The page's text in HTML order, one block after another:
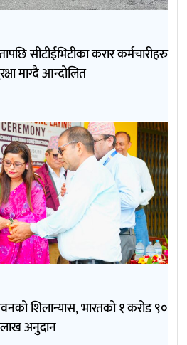
सीटीईभिटीका करार कर्मचारीहरु
माग्दै आन्दोलित
शिलान्यास, भारतको १ करोड ९०
लाख अनुदान